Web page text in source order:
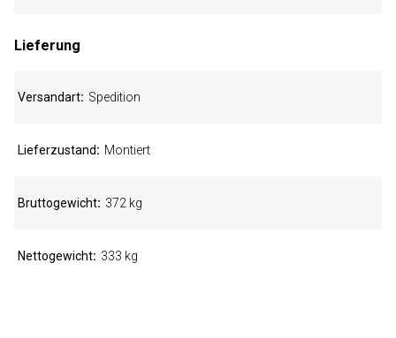
Lieferung
Versandart Spedition
Lieferzustand Montiert
Bruttogewicht 372 kg
Nettogewicht 333 kg